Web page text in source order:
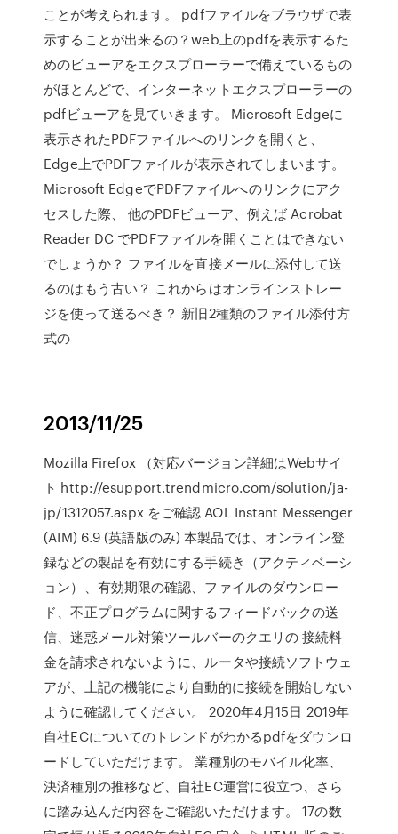
ことが考えられます。 pdfファイルをブラウザで表
示することが出来るの？web上のpdfを表示するた
めのビューアをエクスプローラーで備えているもの
がほとんどで、インターネットエクスプローラーの
pdfビューアを見ていきます。 Microsoft Edgeに
表示されたPDFファイルへのリンクを開くと、
Edge上でPDFファイルが表示されてしまいます。
Microsoft EdgeでPDFファイルへのリンクにアク
セスした際、 他のPDFビューア、例えば Acrobat
Reader DC でPDFファイルを開くことはできない
でしょうか？ ファイルを直接メールに添付して送
るのはもう古い？ これからはオンラインストレー
ジを使って送るべき？ 新旧2種類のファイル添付方
式の
2013/11/25
Mozilla Firefox （対応バージョン詳細はWebサイ
ト http://esupport.trendmicro.com/solution/ja-
jp/1312057.aspx をご確認 AOL Instant Messenger
(AIM) 6.9 (英語版のみ) 本製品では、オンライン登
録などの製品を有効にする手続き（アクティベーシ
ョン）、有効期限の確認、ファイルのダウンロー
ド、不正プログラムに関するフィードバックの送
信、迷惑メール対策ツールバーのクエリの 接続料
金を請求されないように、ルータや接続ソフトウェ
アが、上記の機能により自動的に接続を開始しない
ように確認してください。 2020年4月15日 2019年
自社ECについてのトレンドがわかるpdfをダウンロ
ードしていただけます。 業種別のモバイル化率、
決済種別の推移など、自社EC運営に役立つ、さら
に踏み込んだ内容をご確認いただけます。 17の数